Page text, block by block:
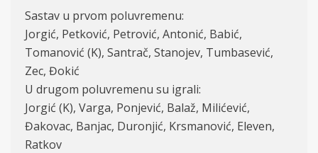
Sastav u prvom poluvremenu:
Jorgić, Petković, Petrović, Antonić, Babić,
Tomanović (K), Santrač, Stanojev, Tumbasević,
Zec, Đokić
U drugom poluvremenu su igrali:
Jorgić (K), Varga, Ponjević, Balaž, Milićević,
Đakovac, Banjac, Duronjić, Krsmanović, Eleven,
Ratkov